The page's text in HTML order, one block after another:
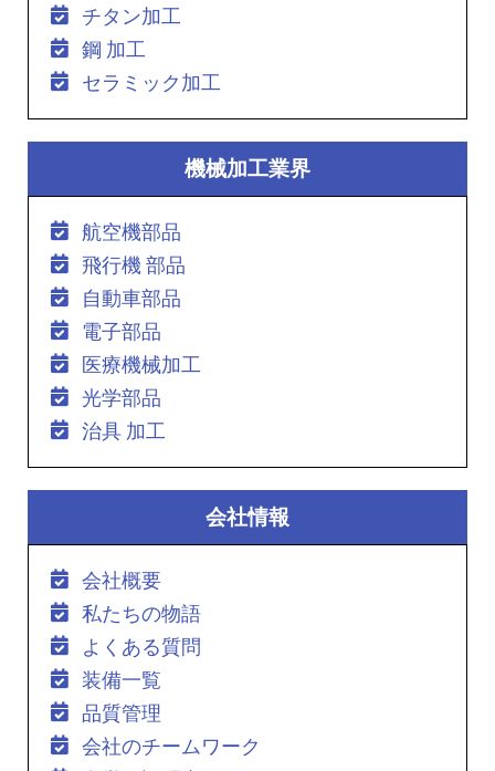
チタン加工
鋼 加工
セラミック加工
機械加工業界
航空機部品
飛行機 部品
自動車部品
電子部品
医療機械加工
光学部品
治具 加工
会社情報
会社概要
私たちの物語
よくある質問
装備一覧
品質管理
会社のチームワーク